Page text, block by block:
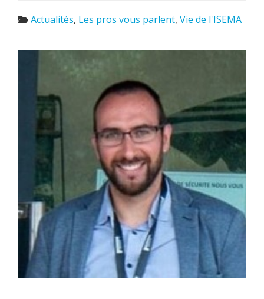
Actualités, Les pros vous parlent, Vie de l'ISEMA